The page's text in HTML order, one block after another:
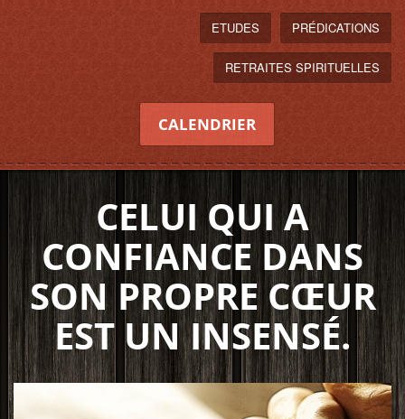
ETUDES PRÉDICATIONS
RETRAITES SPIRITUELLES
CALENDRIER
CELUI QUI A
CONFIANCE DANS
SON PROPRE CŒUR
EST UN INSENSÉ.